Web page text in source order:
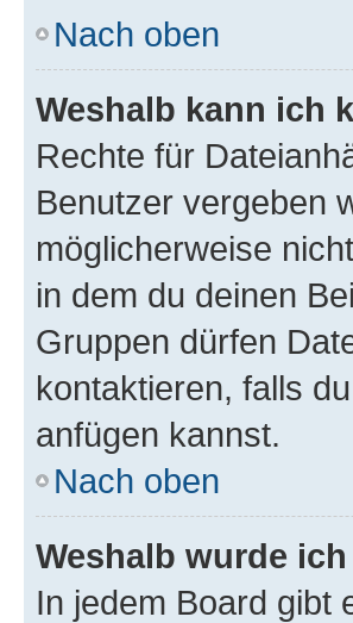
Nach oben
Weshalb kann ich
Rechte für
Benutzer vergeben
möglicherweise
in dem du deinen
Gruppen dürfen
kontaktieren, falls
anfügen kannst.
Nach oben
Weshalb wurde
In jedem Board gibt